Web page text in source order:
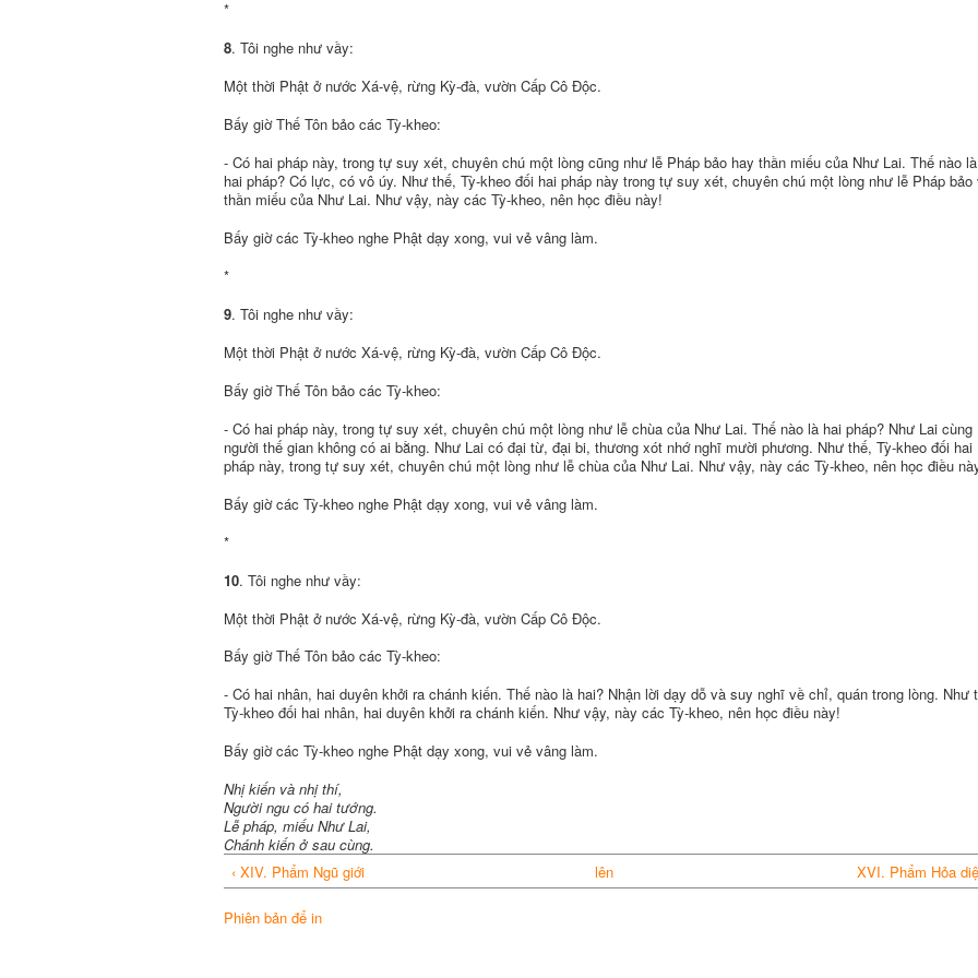
*
8. Tôi nghe như vầy:
Một thời Phật ở nước Xá-vệ, rừng Kỳ-đà, vườn Cấp Cô Ðộc.
Bấy giờ Thế Tôn bảo các Tỳ-kheo:
- Có hai pháp này, trong tự suy xét, chuyên chú một lòng cũng như lễ Pháp bảo hay thần miếu của Như Lai. Thế nào là
hai pháp? Có lực, có vô úy. Như thế, Tỳ-kheo đối hai pháp này trong tự suy xét, chuyên chú một lòng như lễ Pháp bảo
thần miếu của Như Lai. Như vậy, này các Tỳ-kheo, nên học điều này!
Bấy giờ các Tỳ-kheo nghe Phật dạy xong, vui vẻ vâng làm.
*
9. Tôi nghe như vầy:
Một thời Phật ở nước Xá-vệ, rừng Kỳ-đà, vườn Cấp Cô Ðộc.
Bấy giờ Thế Tôn bảo các Tỳ-kheo:
- Có hai pháp này, trong tự suy xét, chuyên chú một lòng như lễ chùa của Như Lai. Thế nào là hai pháp? Như Lai cùng
người thế gian không có ai bằng. Như Lai có đại từ, đại bi, thương xót nhớ nghĩ mười phương. Như thế, Tỳ-kheo đối hai
pháp này, trong tự suy xét, chuyên chú một lòng như lễ chùa của Như Lai. Như vậy, này các Tỳ-kheo, nên học điều
Bấy giờ các Tỳ-kheo nghe Phật dạy xong, vui vẻ vâng làm.
*
10. Tôi nghe như vầy:
Một thời Phật ở nước Xá-vệ, rừng Kỳ-đà, vườn Cấp Cô Ðộc.
Bấy giờ Thế Tôn bảo các Tỳ-kheo:
- Có hai nhân, hai duyên khởi ra chánh kiến. Thế nào là hai? Nhận lời dạy dỗ và suy nghĩ về chỉ, quán trong lòng. Như
Tỳ-kheo đối hai nhân, hai duyên khởi ra chánh kiến. Như vậy, này các Tỳ-kheo, nên học điều này!
Bấy giờ các Tỳ-kheo nghe Phật dạy xong, vui vẻ vâng làm.
Nhị kiến và nhị thí,
Người ngu có hai tướng.
Lễ pháp, miếu Như Lai,
Chánh kiến ở sau cùng.
‹ XIV. Phẩm Ngũ giới
lên XVI. Phẩm Hỏa
Phiên bản để in